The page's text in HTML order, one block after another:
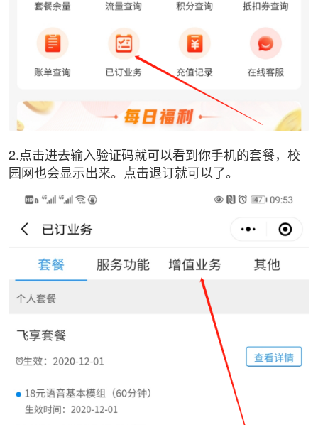
2.点击进去输入验证码就可以看到你手机的套餐，校
园网也会显示出来。点击退订就可以了。